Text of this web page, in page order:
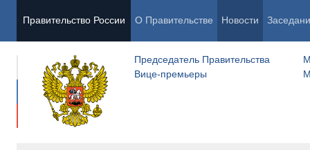
Правительство России О Правительстве Новости
Председатель Правительства
Вице-премьеры